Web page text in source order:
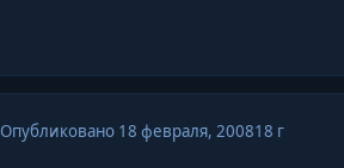
Опубликовано 18 февраля, 200818 г